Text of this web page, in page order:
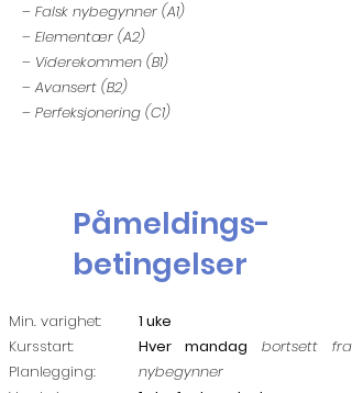
– Falsk nybegynner (A1)
– Elementær (A2)
– Viderekommen (B1)
– Avansert (B2)
– Perfeksjonering (C1)
Påmeldings-
betingelser
Min. varighet:
Kursstart:
Planlegging:
1 uke
Hver mandag bortsett fra
nybegynner